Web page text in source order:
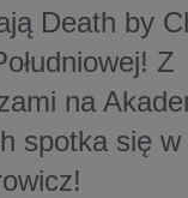
Death by
Z
na
spotka się